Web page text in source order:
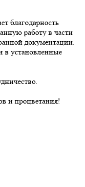
благодарность
работу в части
документации.
в установленные
и процветания!